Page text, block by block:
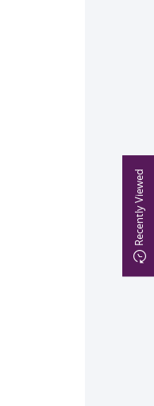
Recently Viewed